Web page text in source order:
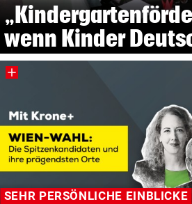
wenn Kinder
SEHR PERSÖNLICHE EINBLICKE